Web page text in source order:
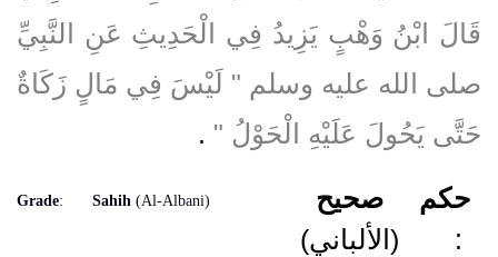
قَالَ ابْنُ وَهْبٍ يَزِيدُ فِي الْحَدِيثِ عَنِ النَّبِيِّ
صلى الله عليه وسلم ‏"‏ لَيْسَ فِي مَالٍ زَكَاةٌ
حَتَّى يَحُولَ عَلَيْهِ الْحَوْلُ ‏" ‏ ‏.‏
Grade: Sahih (Al-Albani)
صحيح
(الألباني)
حكم
: